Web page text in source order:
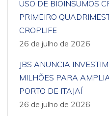
USO DE BIOINSUMOS
PRIMEIRO
CROPLIFE
26 de julho de 2026
JBS ANUNCIA
MILHÕES PARA
PORTO DE ITAJAÍ
26 de julho de 2026